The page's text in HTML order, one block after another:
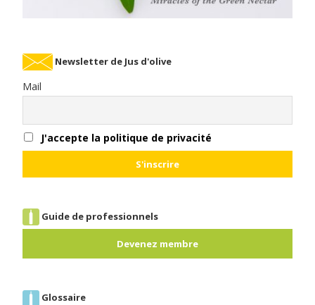
Newsletter de Jus d'olive
Mail
J'accepte la politique de privacité
Guide de professionnels
Devenez membre
Glossaire